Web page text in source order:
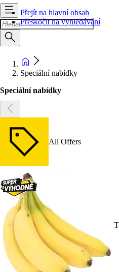
Přejít na hlavní obsah
Přeskočit na vyhledávání
Speciální nabídky
Speciální nabídky
All Offers